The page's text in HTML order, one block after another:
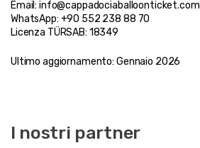
Email: info@cappadociaballoonticket.com
WhatsApp: +90 552 238 88 70
Licenza TÜRSAB: 18349
Ultimo aggiornamento: Gennaio 2026
I nostri partner